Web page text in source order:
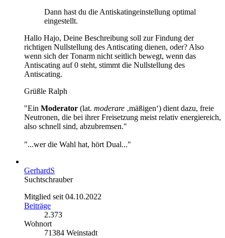
Dann hast du die Antiskatingeinstellung optimal
eingestellt.
Hallo Hajo, Deine Beschreibung soll zur Findung der
richtigen Nullstellung des Antiscating dienen, oder? Also
wenn sich der Tonarm nicht seitlich bewegt, wenn das
Antiscating auf 0 steht, stimmt die Nullstellung des
Antiscating.
Grüßle Ralph
"Ein Moderator (lat. moderare ‚mäßigen‘) dient dazu, freie
Neutronen, die bei ihrer Freisetzung meist relativ energiereich,
also schnell sind, abzubremsen."
"...wer die Wahl hat, hört Dual..."
GerhardS
Suchtschrauber
Mitglied seit 04.10.2022
Beiträge
2.373
Wohnort
71384 Weinstadt